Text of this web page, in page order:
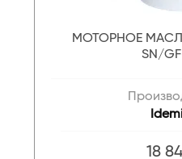
МОТОРНОЕ
SN/
18